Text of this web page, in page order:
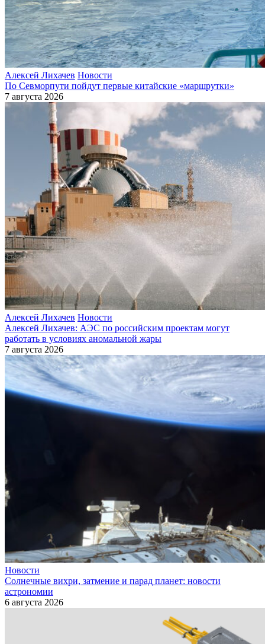
Алексей Лихачев Новости
По Севморпути пойдут первые китайские «маршрутки»
7 августа 2026
Алексей Лихачев Новости
Алексей Лихачев: АЭС по российским проектам могут
работать в условиях аномальной жары
7 августа 2026
Новости
Солнечные вихри, затмение и парад планет: новости
астрономии
6 августа 2026